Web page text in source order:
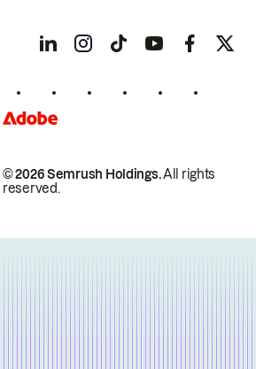
© 2026 Semrush Holdings.All rights
reserved.